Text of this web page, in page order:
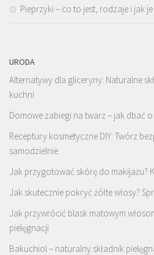
Pieprzyki – co to jest, rodzaje i jak
URODA
Alternatywy dla gliceryny: Naturalne
kuchni
Domowe zabiegi na twarz – jak dbać
Receptury kosmetyczne DIY: Twórz
samodzielnie
Jak przygotować skórę do makijażu?
Jak skutecznie pokryć żółte włosy?
Jak przywrócić blask matowym
pielęgnacji
Bakuchiol – naturalny składnik